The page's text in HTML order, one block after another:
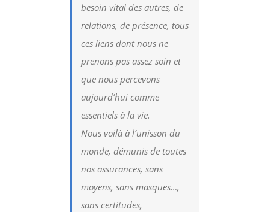
besoin vital des autres, de
relations, de présence, tous
ces liens dont nous ne
prenons pas assez soin et
que nous percevons
aujourd’hui comme
essentiels à la vie.
Nous voilà à l’unisson du
monde, démunis de toutes
nos assurances, sans
moyens, sans masques…,
sans certitudes,